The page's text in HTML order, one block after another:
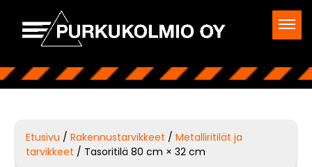
Etusivu /Rakennustarvikkeet /Metalliritilät ja
tarvikkeet / Tasoritilä 80 cm × 32 cm